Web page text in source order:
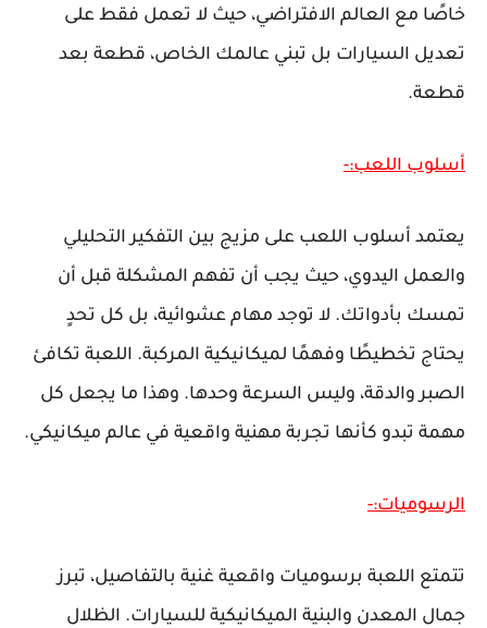
خاصًا مع العالم الافتراضي، حيث لا تعمل فقط على
تعديل السيارات بل تبني عالمك الخاص، قطعة بعد
قطعة.
أسلوب اللعب:-
يعتمد أسلوب اللعب على مزيج بين التفكير التحليلي
والعمل اليدوي، حيث يجب أن تفهم المشكلة قبل أن
تمسك بأدواتك. لا توجد مهام عشوائية، بل كل تحدٍ
يحتاج تخطيطًا وفهمًا لميكانيكية المركبة. اللعبة تكافئ
الصبر والدقة، وليس السرعة وحدها. وهذا ما يجعل كل
مهمة تبدو كأنها تجربة مهنية واقعية في عالم ميكانيكي.
الرسوميات:-
تتمتع اللعبة برسوميات واقعية غنية بالتفاصيل، تبرز
جمال المعدن والبنية الميكانيكية للسيارات. الظلال